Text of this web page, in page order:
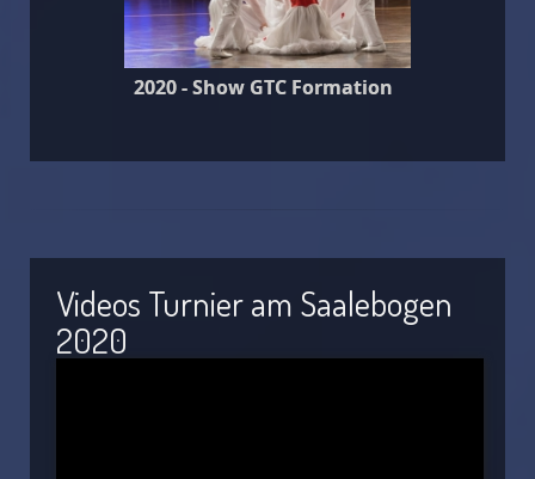
2020 - Show GTC Formation
Videos Turnier am Saalebogen
2020